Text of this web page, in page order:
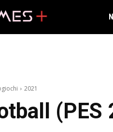
2021
(PES